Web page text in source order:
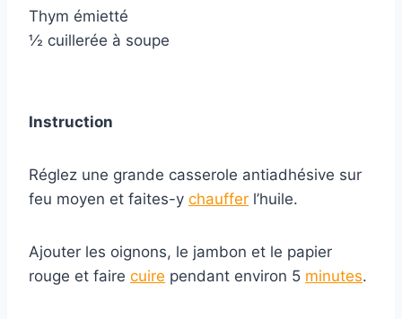
Thym émietté
½ cuillerée à soupe
Instruction
Réglez une grande casserole antiadhésive sur
feu moyen et faites-y chauffer l’huile.
Ajouter les oignons, le jambon et le papier
rouge et faire cuire pendant environ 5 minutes.